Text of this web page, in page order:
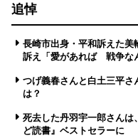
追悼
長崎市出身・平和訴えた
訴え「愛があれば 戦争な
つげ義春さんと白土三平
は？
死去した丹羽宇一郎さん
ど読書』ベストセラーに